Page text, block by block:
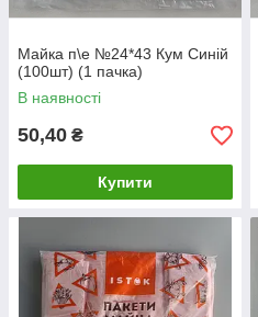
Майка п\е №24*43 Кум Синій
(100шт) (1 пачка)
В наявності
50,40 ₴
Купити